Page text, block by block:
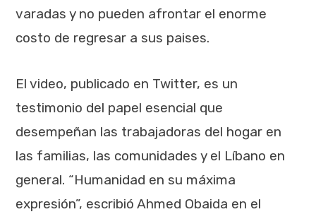
varadas y no pueden afrontar el enorme
costo de regresar a sus paises.
El video, publicado en Twitter, es un
testimonio del papel esencial que
desempeñan las trabajadoras del hogar en
las familias, las comunidades y el Líbano en
general. “Humanidad en su máxima
expresión”, escribió Ahmed Obaida en el